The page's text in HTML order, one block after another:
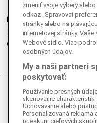
Ganjing
Youtube
Twitter
Telegram
RSS
© 2026
Všetky práva
zmeniť svoje výbery
odkaz „Spravovať
stránky alebo na
internetovej stránky.
Webové sídlo. Viac
osobných údajov.
My a naši partneri
poskytovať:
Používanie presných
skenovanie
Uchovávanie alebo
Personalizovaná reklama
prieskum cieľových